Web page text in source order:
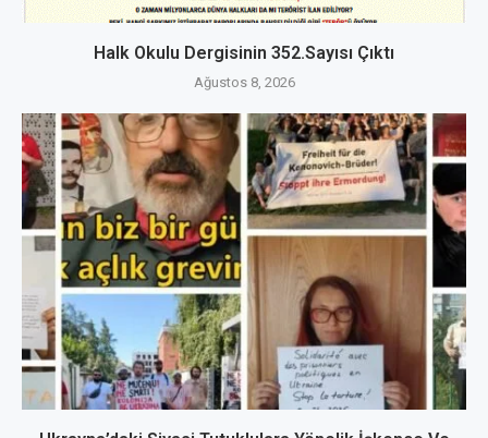
Halk Okulu Dergisinin 352.Sayısı Çıktı
Ağustos 8, 2026